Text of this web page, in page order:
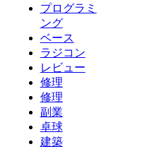
プログラミ
ング
ベース
ラジコン
レビュー
修理
修理
副業
卓球
建築